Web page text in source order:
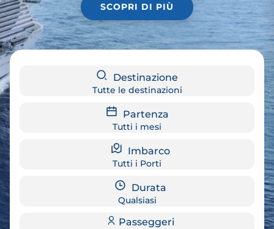
SCOPRI DI PIÙ
Destinazione
Tutte le destinazioni
Partenza
Tutti i mesi
Imbarco
Tutti i Porti
Durata
Qualsiasi
Passeggeri